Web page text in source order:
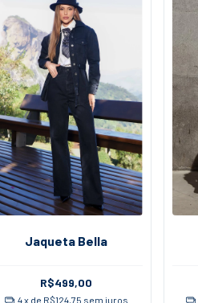
Jaqueta Bella
R$499,00
4x de R$124,75 sem juros